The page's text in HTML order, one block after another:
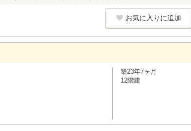
お気に入りに追加
築23年7ヶ月
12階建